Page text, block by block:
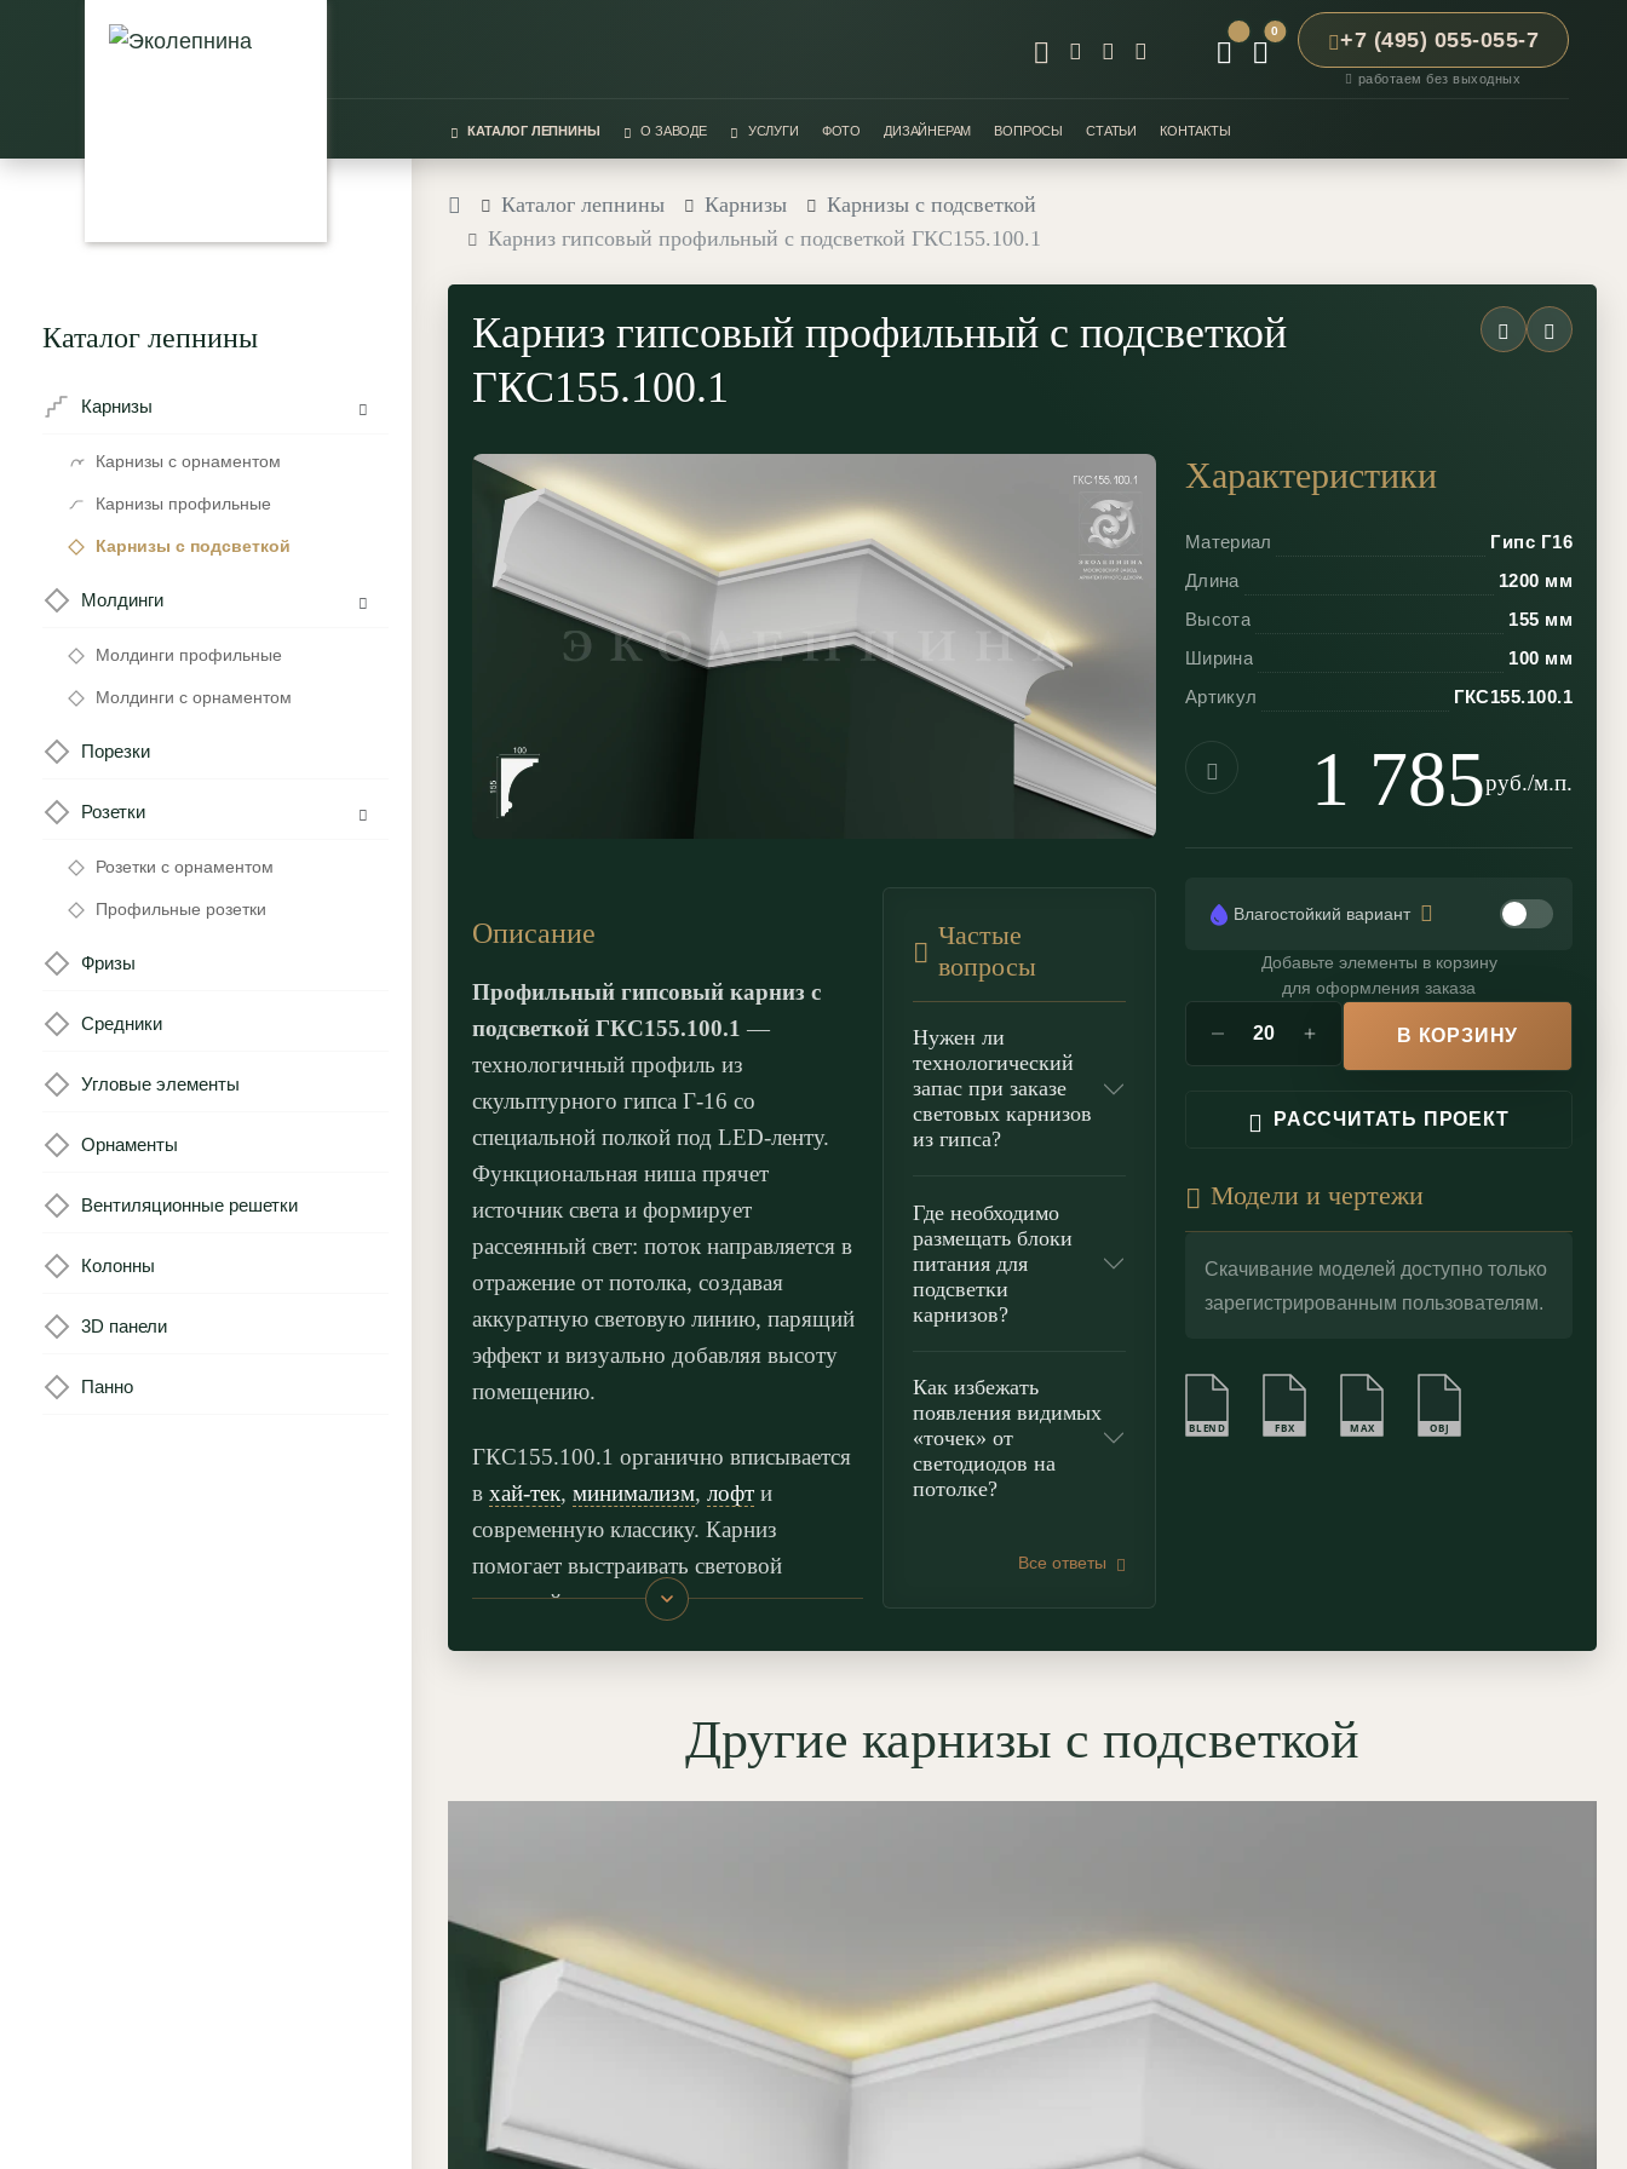
0 +7 (495) 055-055-7
работаем без выходных
КАТАЛОГ ЛЕПНИНЫ О ЗАВОДЕ УСЛУГИ ФОТО ДИЗАЙНЕРАМ ВОПРОСЫ СТАТЬИ КОНТАКТЫ
Каталог лепнины
Карнизы
Карнизы с орнаментом
Карнизы профильные
Карнизы с подсветкой
Молдинги
Молдинги профильные
Молдинги с орнаментом
Порезки
Розетки
Розетки с орнаментом
Профильные розетки
Фризы
Средники
Угловые элементы
Орнаменты
Вентиляционные решетки
Колонны
3D панели
Панно
Каталог лепнины Карнизы
Карнизы с подсветкой
Карниз гипсовый профильный с подсветкой ГКС155.100.1
Карниз гипсовый профильный с подсветкой
ГКС155.100.1
Описание
Профильный гипсовый карниз с
подсветкой ГКС155.100.1 —
технологичный профиль из
скульптурного гипса Г-16 со
специальной полкой под LED-ленту.
Функциональная ниша прячет
источник света и формирует
рассеянный свет: поток направляется в
отражение от потолка, создавая
аккуратную световую линию, парящий
эффект и визуально добавляя высоту
помещению.
ГКС155.100.1 органично вписывается
в хай-тек, минимализм, лофт и
современную классику. Карниз
помогает выстраивать световой
сценарий: мягкая закарнизная
ночная подсветка для спальни без
«ЭКОЛЕПНИНА»
Пожаробезопасность:
негорючий материал (КМ0). В
отличие от полиуретана, он не
светодиодных лент и не выделяет
запахов;
Частые
вопросы
Нужен ли
технологический
запас при заказе
световых карнизов
из гипса?
Где необходимо
размещать блоки
питания для
подсветки
карнизов?
Как избежать
появления видимых
«точек» от
светодиодов на
потолке?
Все ответы
Характеристики
Материал
Гипс Г16
Длина
1200 мм
Высота
155 мм
Ширина
100 мм
Артикул
ГКС155.100.1
1 785руб./м.п.
Влагостойкий вариант
Добавьте элементы в корзину
для оформления заказа
В КОРЗИНУ
РАССЧИТАТЬ ПРОЕКТ
Модели и чертежи
Скачивание моделей доступно только
зарегистрированным пользователям.
BLEND FBX MAX OBJ
Другие карнизы с подсветкой